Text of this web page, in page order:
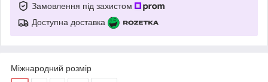
Замовлення під захистом
Доступна доставка
Міжнародний розмір